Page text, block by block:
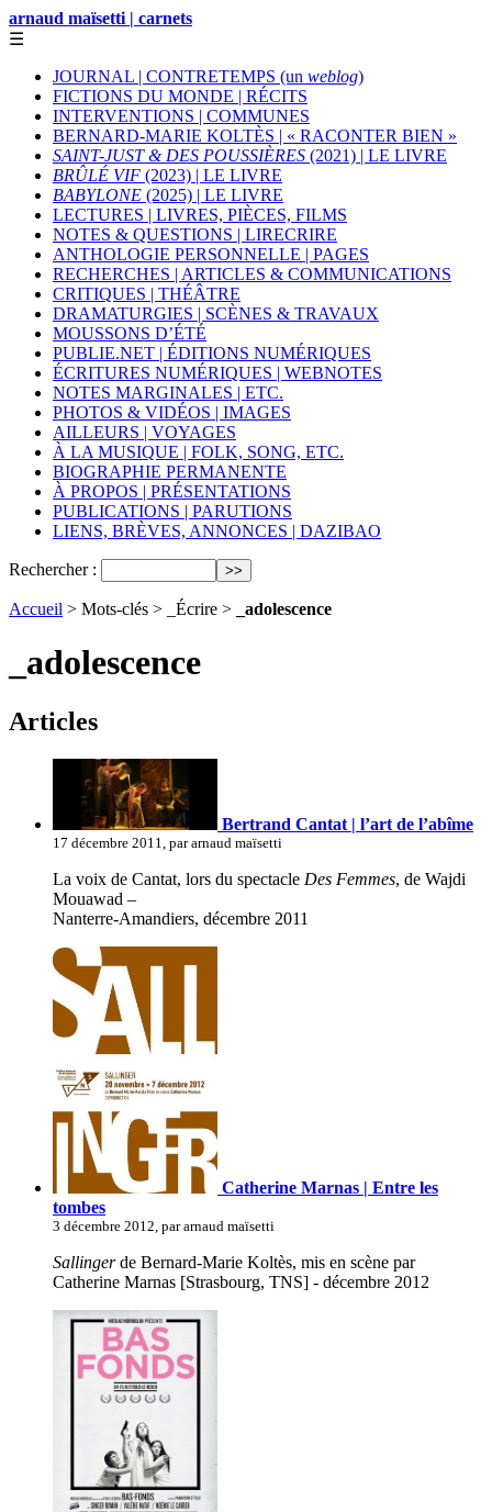
arnaud maïsetti | carnets
☰
JOURNAL | CONTRETEMPS (un weblog)
FICTIONS DU MONDE | RÉCITS
INTERVENTIONS | COMMUNES
BERNARD-MARIE KOLTÈS | « RACONTER BIEN »
SAINT-JUST & DES POUSSIÈRES (2021) | LE LIVRE
BRÛLÉ VIF (2023) | LE LIVRE
BABYLONE (2025) | LE LIVRE
LECTURES | LIVRES, PIÈCES, FILMS
NOTES & QUESTIONS | LIRECRIRE
ANTHOLOGIE PERSONNELLE | PAGES
RECHERCHES | ARTICLES & COMMUNICATIONS
CRITIQUES | THÉÂTRE
DRAMATURGIES | SCÈNES & TRAVAUX
MOUSSONS D’ÉTÉ
PUBLIE.NET | ÉDITIONS NUMÉRIQUES
ÉCRITURES NUMÉRIQUES | WEBNOTES
NOTES MARGINALES | ETC.
PHOTOS & VIDÉOS | IMAGES
AILLEURS | VOYAGES
À LA MUSIQUE | FOLK, SONG, ETC.
BIOGRAPHIE PERMANENTE
À PROPOS | PRÉSENTATIONS
PUBLICATIONS | PARUTIONS
LIENS, BRÈVES, ANNONCES | DAZIBAO
Rechercher :
Accueil > Mots-clés > _Écrire > _adolescence
_adolescence
Articles
Bertrand Cantat | l’art de l’abîme
17 décembre 2011, par arnaud maïsetti
La voix de Cantat, lors du spectacle Des Femmes, de Wajdi
Mouawad –
Nanterre-Amandiers, décembre 2011
Catherine Marnas | Entre les
tombes
3 décembre 2012, par arnaud maïsetti
Sallingerde Bernard-Marie Koltès, mis en scène par
Catherine Marnas [Strasbourg, TNS] - décembre 2012